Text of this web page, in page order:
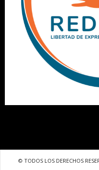
© TODOS LOS DERECHOS